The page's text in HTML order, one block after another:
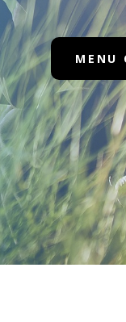
MENU